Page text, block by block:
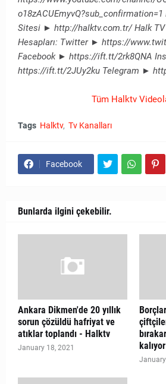
Sitesi ► http://halktv.com.tr/ Halk TV
Hesapları: Twitter ► https://
Facebook ► https://ift.tt/2rk8QNA
https://ift.tt/2JUy2ku Telegram ►
Tüm Halktv
Tags Halktv Tv Kanalları
Facebook
Bunlarda ilgini çekebilir.
Ankara Dikmen'de 20 yıllık
sorun çözüldü hafriyat ve
atıklar toplandı - Halktv
January 18, 2021
January